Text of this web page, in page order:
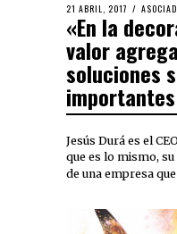
21 ABRIL, 2017
«En la
valor
soluciones
Jesús Durá es el
que es lo mismo,
de una empresa